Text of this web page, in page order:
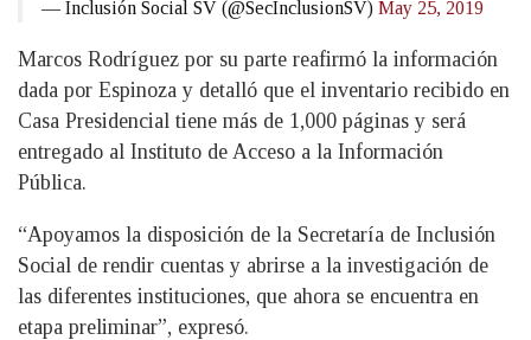
— Inclusión Social SV (@SecInclusionSV) May 25, 2019
Marcos Rodríguez por su parte reafirmó la información
dada por Espinoza y detalló que el inventario recibido en
Casa Presidencial tiene más de 1,000 páginas y será
entregado al Instituto de Acceso a la Información
Pública.
“Apoyamos la disposición de la Secretaría de Inclusión
Social de rendir cuentas y abrirse a la investigación de
las diferentes instituciones, que ahora se encuentra en
etapa preliminar”, expresó.